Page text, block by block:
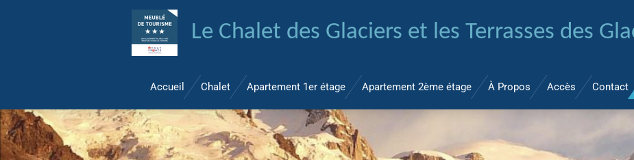
Le Chalet des Glaciers et les Terrasses des
Accueil Chalet Apartement 1er étage Apartement 2ème étage À Propos Accès Contact